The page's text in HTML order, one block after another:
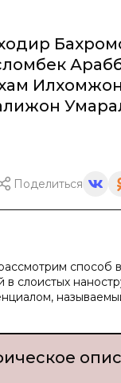
Поделиться
способ
слоистых